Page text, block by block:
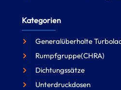
Kategorien
Generalüberholte
Rumpfgruppe(CHRA)
Dichtungssätze
Unterdruckdosen